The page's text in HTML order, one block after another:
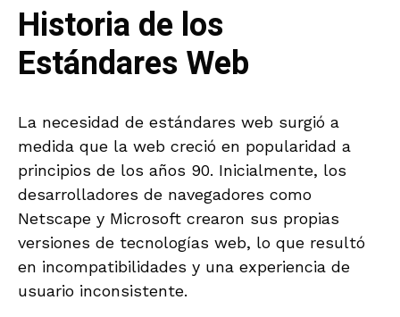
Historia de los
Estándares Web
La necesidad de estándares web surgió a
medida que la web creció en popularidad a
principios de los años 90. Inicialmente, los
desarrolladores de navegadores como
Netscape y Microsoft crearon sus propias
versiones de tecnologías web, lo que resultó
en incompatibilidades y una experiencia de
usuario inconsistente.